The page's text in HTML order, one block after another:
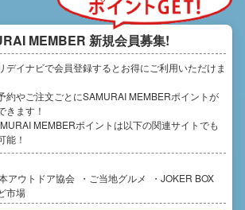
MEMBER 新規会員募集!
デイナビで会員登録するとお得にご利用いただけま
約やご注文ごとにSAMURAI MEMBERポイントが
きます！
MEMBERポイントは以下の関連サイトでも
能！
アウトドア協会 ご当地グルメ
JOKER BOX
市場